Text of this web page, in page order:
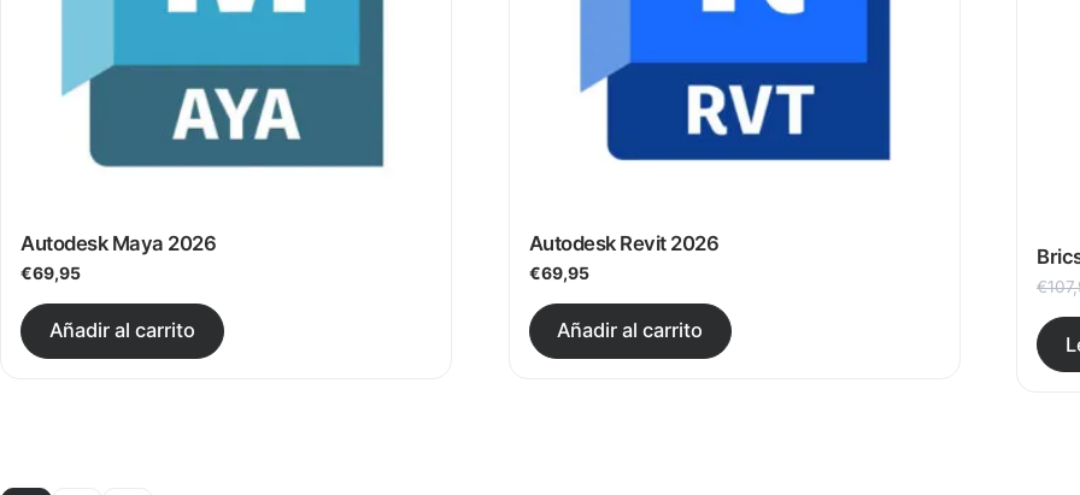
Autodesk Maya 2026
€69,95
Añadir al carrito
Este producto tiene múltiples variantes. Las opciones se pueden elegir en la página de
Autodesk Revit 2026
€69,95
Añadir al carrito
€